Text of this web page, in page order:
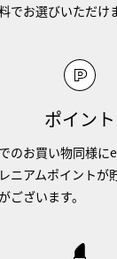
でお選びいただけ
ポイント
のお買い物同様に
ニアムポイント
ございます。